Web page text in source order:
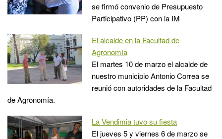
se firmó convenio de Presupuesto
Participativo (PP) con la IM
El alcalde en la Facultad de
Agronomía
El martes 10 de marzo el alcalde de
nuestro municipio Antonio Correa se
reunió con autoridades de la Facultad
de Agronomía.
La Vendimia tuvo su fiesta
El jueves 5 y viernes 6 de marzo se